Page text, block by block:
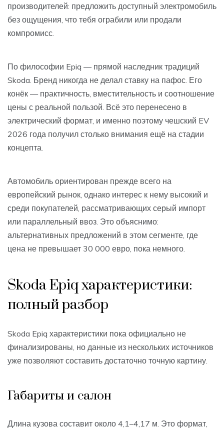
производителей: предложить доступный электромобиль
без ощущения, что тебя ограбили или продали
компромисс.
По философии Epiq — прямой наследник традиций
Skoda. Бренд никогда не делал ставку на пафос. Его
конёк — практичность, вместительность и соотношение
цены с реальной пользой. Всё это перенесено в
электрический формат, и именно поэтому чешский EV
2026 года получил столько внимания ещё на стадии
концепта.
Автомобиль ориентирован прежде всего на
европейский рынок, однако интерес к нему высокий и
среди покупателей, рассматривающих серый импорт
или параллельный ввоз. Это объяснимо:
альтернативных предложений в этом сегменте, где
цена не превышает 30 000 евро, пока немного.
Skoda Epiq характеристики:
полный разбор
Skoda Epiq характеристики пока официально не
финализированы, но данные из нескольких источников
уже позволяют составить достаточно точную картину.
Габариты и салон
Длина кузова составит около 4,1–4,17 м. Это формат,